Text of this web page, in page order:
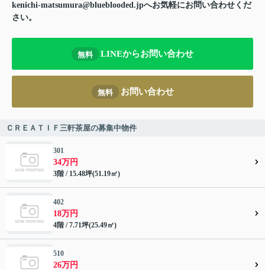
kenichi-matsumura@blueblooded.jpへお気軽にお問い合わせくだ
さい。
無料 LINEからお問い合わせ
無料 お問い合わせ
ＣＲＥＡＴＩＦ三軒茶屋の募集中物件
301
34万円
3階 / 15.48坪(51.19㎡)
402
18万円
4階 / 7.71坪(25.49㎡)
510
26万円